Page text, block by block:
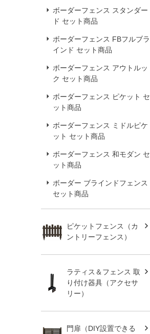
ボーダーフェンス スタンダー
ド セット商品
ボーダーフェンス FBフルブラ
インド セット商品
ボーダーフェンス アウトルッ
ク セット商品
ボーダーフェンス ピケット セ
ット商品
ボーダーフェンス ミドルピケ
ット セット商品
ボーダーフェンス 和モダン セ
ット商品
ボーダー ブラインドフェンス
セット商品
ピケットフェンス（カ
ントリーフェンス）
ラティス＆フェンス 取
り付け器具（アクセサ
リー）
門扉（DIY設置できる